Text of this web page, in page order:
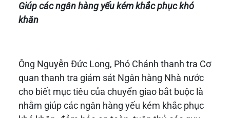
Giúp các ngân hàng yếu kém khắc phục khó
khăn
Ông Nguyễn Đức Long, Phó Chánh thanh tra Cơ
quan thanh tra giám sát Ngân hàng Nhà nước
cho biết mục tiêu của chuyển giao bắt buộc là
nhằm giúp các ngân hàng yếu kém khắc phục